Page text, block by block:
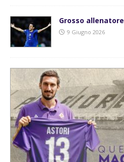
Grosso allenatore
9 Giugno 2026